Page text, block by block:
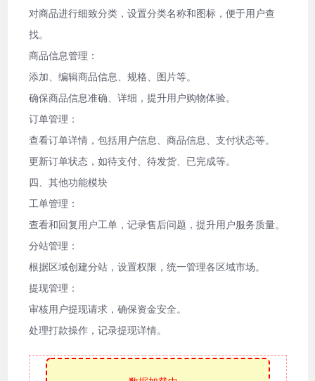
对商品进行细致分类，设置分类名称和图标，便于用户查
找。
商品信息管理：
添加、编辑商品信息、规格、图片等。
确保商品信息准确、详细，提升用户购物体验。
订单管理：
查看订单详情，包括用户信息、商品信息、支付状态等。
更新订单状态，如待支付、待发货、已完成等。
四、其他功能模块
工单管理：
查看和回复用户工单，记录售后问题，提升用户服务质量。
分站管理：
根据区域创建分站，设置权限，统一管理各区域市场。
提现管理：
审核用户提现请求，确保资金安全。
处理打款操作，记录提现详情。